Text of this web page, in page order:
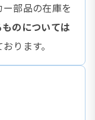
部品の在庫を
のについては
ります。